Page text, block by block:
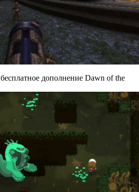
дополнение Dawn of the